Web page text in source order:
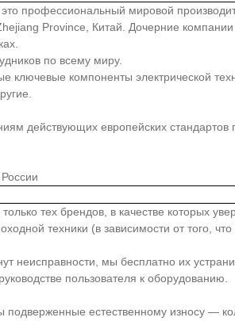
профессиональный мировой
Province, Китай. Дочерние
по всему миру.
ключевые компоненты электрической
действующих европейских
тех брендов, в качестве которых
техники (в зависимости от того,
неисправности, мы бесплатно их
пользователя к оборудованию.
подверженные естественному износу —